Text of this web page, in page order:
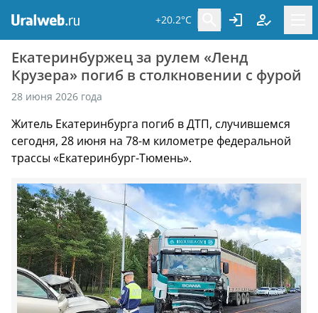
+20.2°C
Екатеринбуржец за рулем «Ленд
Крузера» погиб в столкновении с фурой
28 июня 2026 года
Житель Екатеринбурга погиб в ДТП, случившемся
сегодня, 28 июня на 78-м километре федеральной
трассы «Екатеринбург-Тюмень».